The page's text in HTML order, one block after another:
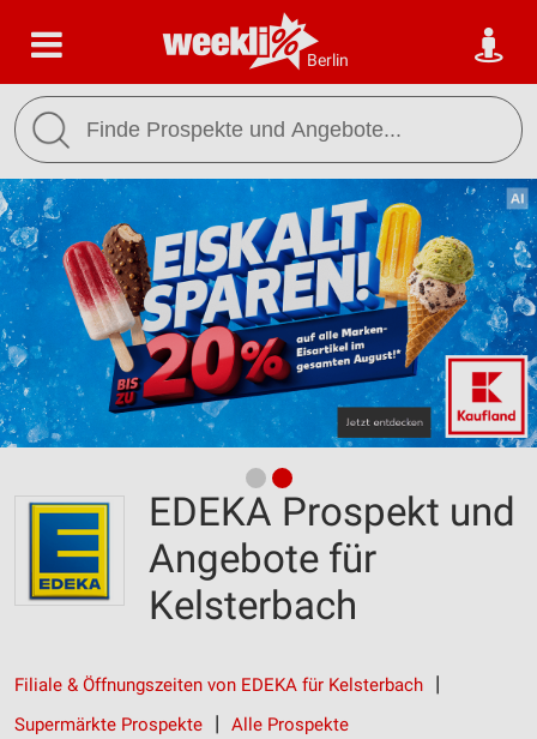
Berlin
EDEKA Prospekt und
Angebote für
Kelsterbach
Filiale & Öffnungszeiten von EDEKA für Kelsterbach
Supermärkte Prospekte
Alle Prospekte